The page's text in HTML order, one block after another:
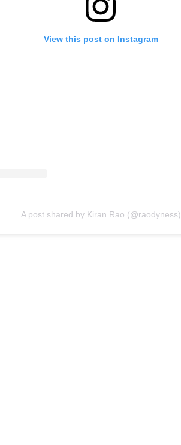
View this post on Instagram
A post shared by Kiran Rao (@raodyness)